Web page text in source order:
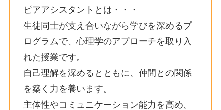
ピアアシスタントとは・・・
生徒同士が支え合いながら学びを深めるプ
ログラムで、心理学のアプローチを取り入
れた授業です。
自己理解を深めるとともに、仲間との関係
を築く力を養います。
主体性やコミュニケーション能力を高め、